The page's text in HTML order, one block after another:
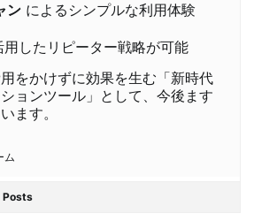
ン によるシンプルな利用体験
したリピーター戦略が可能
をかけずに効果を生む「新時代
ョンツール」として、今後ます
ます。
ム
Posts